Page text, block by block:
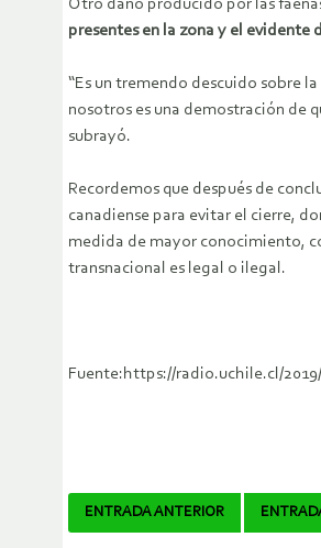
Otro daño producido por las
presentes en la zona y el
“Es un tremendo descuido sobre
nosotros es una demostración de
subrayó.
Recordemos que después de
canadiense para evitar el cierre,
medida de mayor conocimiento,
transnacional es legal o ilegal.
Fuente:https://radio.uchile.cl/
Navegador
ENTRADA ANTERIOR